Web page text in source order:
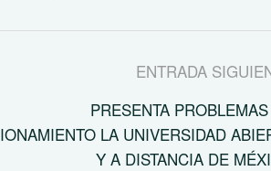
ENTRADA
PRESENTA
LA UNIVERSIDAD
Y A DISTANCIA DE